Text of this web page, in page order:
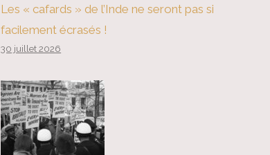
Les « cafards » de l’Inde ne seront pas si
facilement écrasés !
30 juillet 2026